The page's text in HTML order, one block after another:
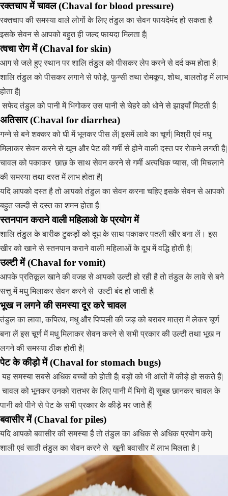
रक्तचाप में चावल(Chaval for blood pressure)
रक्तचाप की समस्या वाले लोगों के लिए तंडुल का सेवन फायदेमंद हो सकता है|
इसके सेवन से आपको बहुत ही जल्द फायदा मिलता है|
त्वचा रोग में(Chaval for skin)
आग से जले हुए स्थान पर शालि तंडुल को पीसकर लेप करने से दर्द कम होता है|
शालि तंडुल को पीसकर लगाने से फोड़े, फुन्सी तथा रोमकूप, शोथ, बालतोड़ में लाभ
होता है|
सफेद तंडुल को पानी में भिगोकर उस पानी से चेहरे को धोने से झाइयाँ मिटती है|
अतिसार(Chaval for diarrhea)
गन्ने से बने शक्कर को घी में भूनकर पीस लें| इसमें लावे का चूर्ण| मिश्री एवं मधु
मिलाकर सेवन करने से खून और पेट की गर्मी से होने वाली दस्त पर रोकने लगती है|
चावल को पकाकर छाछ के साथ सेवन करने से गर्मी अत्यधिक प्यास, जी मिचलाने
की समस्या तथा दस्त में लाभ होता है|
यदि आपको दस्त है तो आपको तंडुल का सेवन करना चहिए इसके सेवन से आपको
बहुत जल्दी से दस्त का शमन होता है|
स्तनपान कराने वाली महिलाओ के प्रयोग में
शालि तंडुल के बारीक टुकड़ों को दूध के साथ पकाकर पतली खीर बना लें। इस
खीर को खाने से स्तनपान कराने वाली महिलाओं के दूध में वद्धि होती है|
उल्टी में(Chaval for vomit)
आपके प्रतिकूल खाने की वजह से आपको उल्टी हो रही है तो तंडुल के लावे से बने
सत्तू में मधु मिलाकर सेवन करने से उल्टी बंद हो जाती है|
भूख न लगने की समस्या दूर करे चावल
तंडुल का लावा, कपित्थ, मधु और पिप्पली की जड़ को बराबर मात्रा में लेकर चूर्ण
बना लें इस चूर्ण में मधु मिलाकर सेवन करने से सभी प्रकार की उल्टी तथा भूख न
लगने की समस्या ठीक होती है|
पेट के कीड़ो में(Chaval for stomach bugs)
यह समस्‍या सबसे अधिक बच्‍चों को होती है| बड़ों को भी आंतों में कीड़े हो सकते हैं|
चावल को भूनकर उनको रातभर के लिए पानी में भिगो दें| सुबह छानकर चावल के
पानी को पीने से पेट के सभी प्रकार के कीड़े मर जाते हैं|
बवासीर में(Chaval for piles)
यदि आपको बवासीर की समस्या है तो तंडुल का अधिक से अधिक प्रयोग करे|
शाली एवं साठी तंडुल का सेवन करने से खूनी बवासीर में लाभ मिलता है |